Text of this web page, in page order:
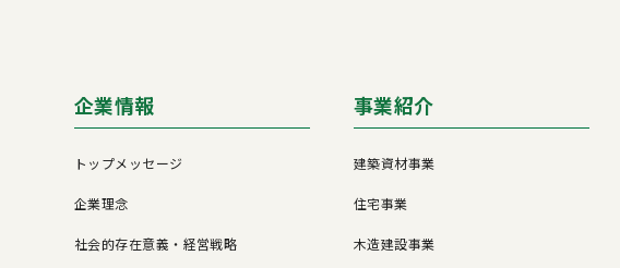
企業情報
トップメッセージ
企業理念
社会的存在意義・経営戦略
事業紹介
建築資材事業
住宅事業
木造建設事業